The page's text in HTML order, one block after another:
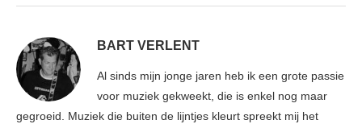
BART VERLENT
Al sinds mijn jonge jaren heb ik een grote passie
voor muziek gekweekt, die is enkel nog maar
gegroeid. Muziek die buiten de lijntjes kleurt spreekt mij het